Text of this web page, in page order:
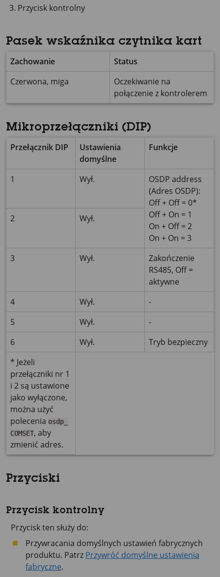
Przycisk kontrolny
Pasek wskaźnika czytnika kart
Zachowanie
Status
Czerwona, miga
Oczekiwanie na
połączenie z kontrolerem
Mikroprzełączniki (DIP)
Przełącznik DIP
Ustawienia
domyślne
Funkcje
1 Wył.
OSDP address
(Adres OSDP):
Off + Off = 0*
Off + On = 1
On + Off = 2
On + On = 3
2 Wył.
3 Wył.
Zakończenie
RS485, Off =
aktywne
4
Wył.
-
5
Wył.
-
6
Wył.
Tryb bezpieczny
* Jeżeli
przełączniki nr 1
i 2 są ustawione
jako wyłączone,
można użyć
polecenia osdp_
COMSET, aby
zmienić adres.
Przyciski
Przycisk kontrolny
Przycisk ten służy do:
Przywracania domyślnych ustawień fabrycznych
produktu. Patrz Przywróć domyślne ustawienia
fabryczne.